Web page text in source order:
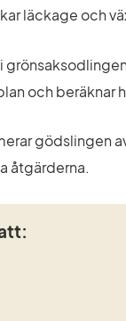
läckage och
och
gödslingen
åtgärderna.